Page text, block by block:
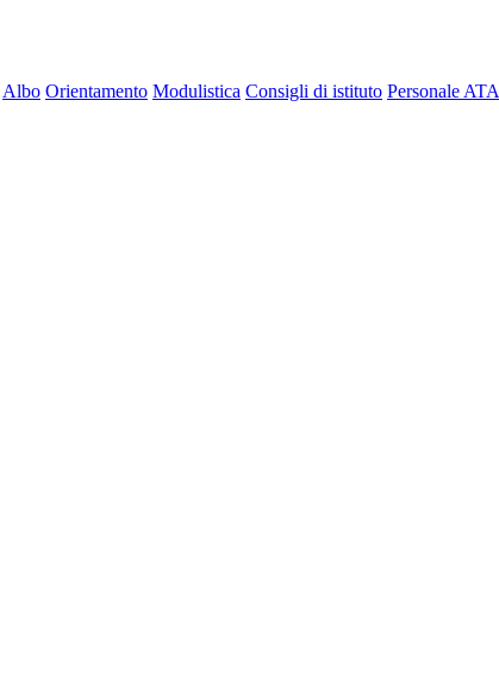
Albo Orientamento Modulistica Consigli di istituto Personale ATA